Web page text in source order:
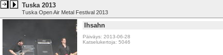
Tuska 2013
Tuska Open Air Metal Festival 2013
Ihsahn
Päiväys: 2013-06-28
Katselukertoja: 5046